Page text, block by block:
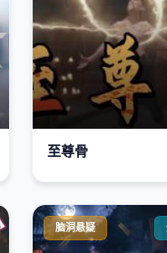
至尊骨
脑洞悬疑